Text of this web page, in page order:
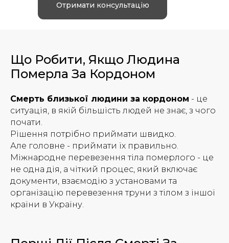
Отримати консультацію
Що Робити, Якщо Людина
Померла За Кордоном
Смерть близької людини за кордоном - це
ситуація, в якій більшість людей не знає, з чого
почати.
Рішення потрібно приймати швидко.
Але головне - приймати їх правильно.
Міжнародне перевезення тіла померлого - це
не одна дія, а чіткий процес, який включає
документи, взаємодію з установами та
організацію перевезення труни з тілом з іншої
країни в Україну.